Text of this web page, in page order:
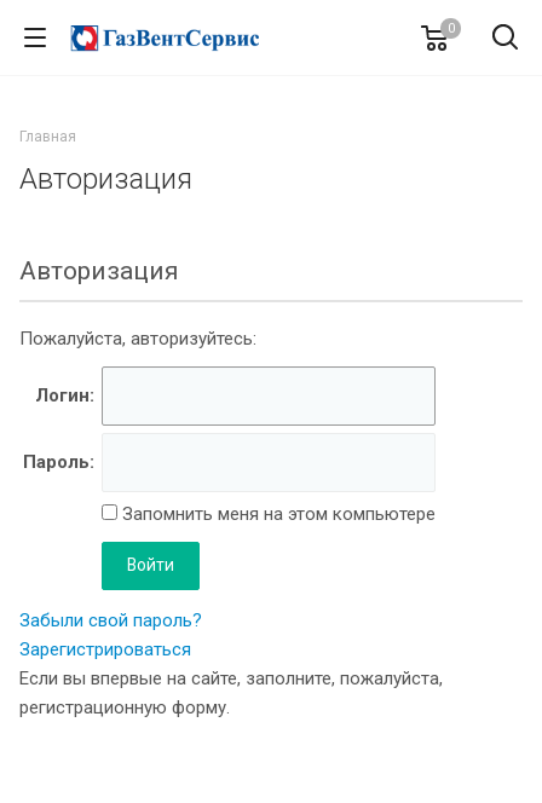
0
Главная
Авторизация
Авторизация
Пожалуйста, авторизуйтесь:
Логин:
Пароль:
Запомнить меня на этом компьютере
Забыли свой пароль?
Зарегистрироваться
Если вы впервые на сайте, заполните, пожалуйста,
регистрационную форму.